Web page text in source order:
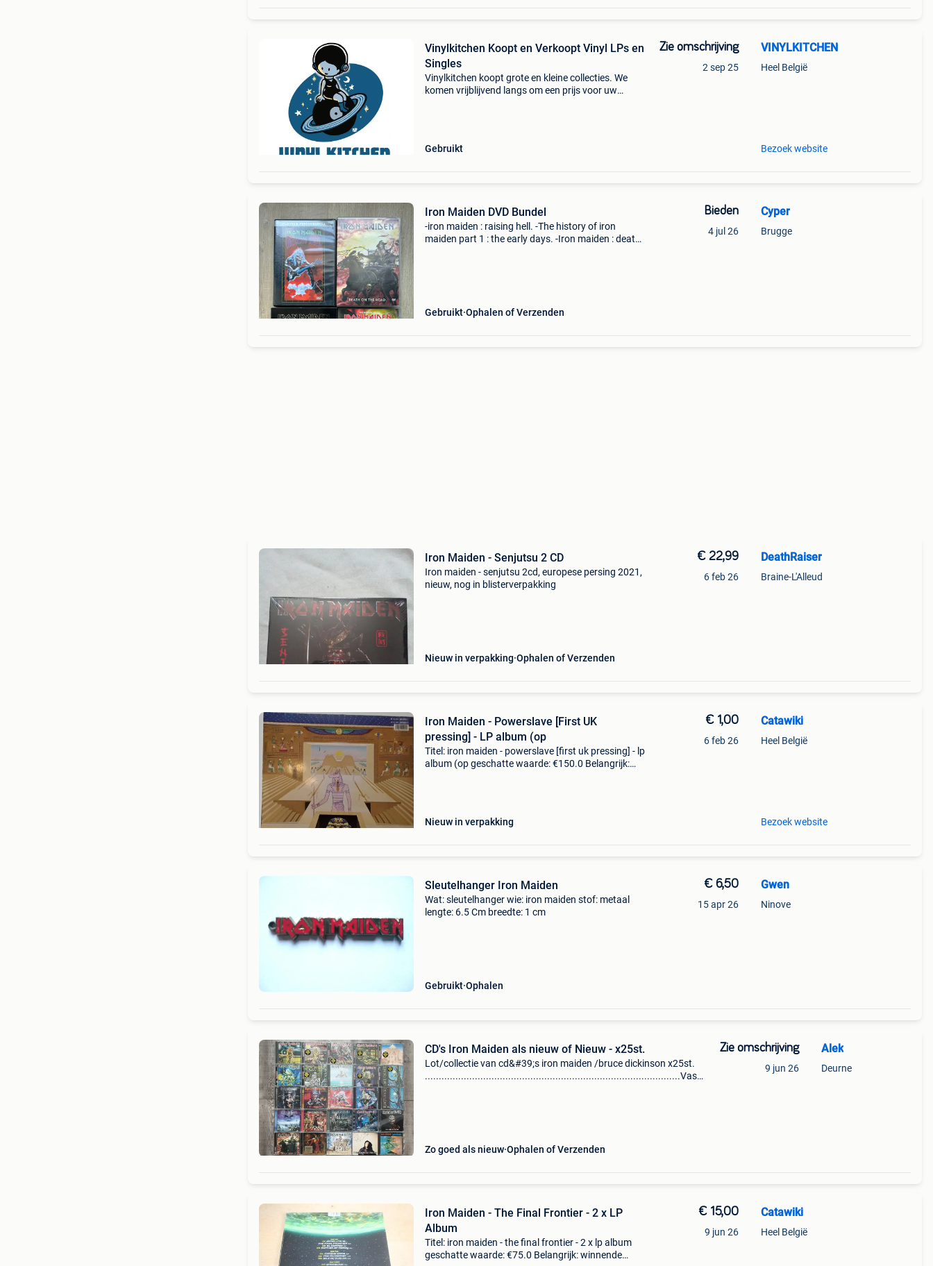
Vinylkitchen Koopt en Verkoopt Vinyl LPs en
Singles
Vinylkitchen koopt grote en kleine collecties. We
komen vrijblijvend langs om een prijs voor uw
Gebruikt
Zie omschrijving
2 sep 25
VINYLKITCHEN
Heel België
Bezoek website
Iron Maiden DVD Bundel
-iron maiden : raising hell. -The history of iron
maiden part 1 : the early days. -Iron maiden : death
Gebruikt Ophalen of Verzenden
Bieden
4 jul 26
Cyper
Brugge
Iron Maiden - Senjutsu 2 CD
Iron maiden - senjutsu 2cd, europese persing 2021,
nieuw, nog in blisterverpakking
Nieuw in verpakking Ophalen of Verzenden
€ 22,99
6 feb 26
DeathRaiser
Braine-L'Alleud
Iron Maiden - Powerslave [First UK
pressing] - LP album (op
Titel: iron maiden - powerslave [first uk pressing] - lp
album (op geschatte waarde: €150.0 Belangrijk:
Nieuw in verpakking
€ 1,00
6 feb 26
Catawiki
Heel België
Bezoek website
Sleutelhanger Iron Maiden
Wat: sleutelhanger wie: iron maiden stof: metaal
lengte: 6.5 Cm breedte: 1 cm
Gebruikt Ophalen
€ 6,50
15 apr 26
Gwen
Ninove
CD's Iron Maiden als nieuw of Nieuw - x25st.
Lot/collectie van cd&#39;s iron maiden /bruce dickinson x25st.
............................................................................................Vaste
Zo goed als nieuw Ophalen of Verzenden
Zie omschrijving
9 jun 26
Alek
Deurne
Iron Maiden - The Final Frontier - 2 x LP
Album
Titel: iron maiden - the final frontier - 2 x lp album
geschatte waarde: €75.0 Belangrijk: winnende
€ 15,00
9 jun 26
Catawiki
Heel België